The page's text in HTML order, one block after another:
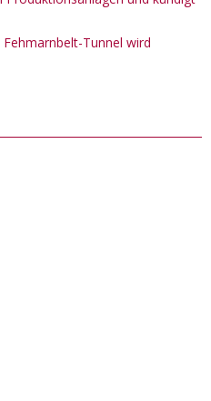
Tunnel wird